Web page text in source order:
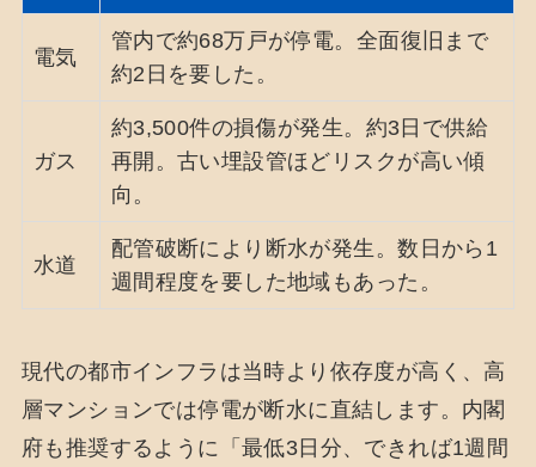
電気
管内で約68万戸が停電。全面復旧まで
約2日を要した。
ガス
約3,500件の損傷が発生。約3日で供給
再開。古い埋設管ほどリスクが高い傾
向。
水道
配管破断により断水が発生。数日から1
週間程度を要した地域もあった。
現代の都市インフラは当時より依存度が高く、高
層マンションでは停電が断水に直結します。内閣
府も推奨するように「最低3日分、できれば1週間